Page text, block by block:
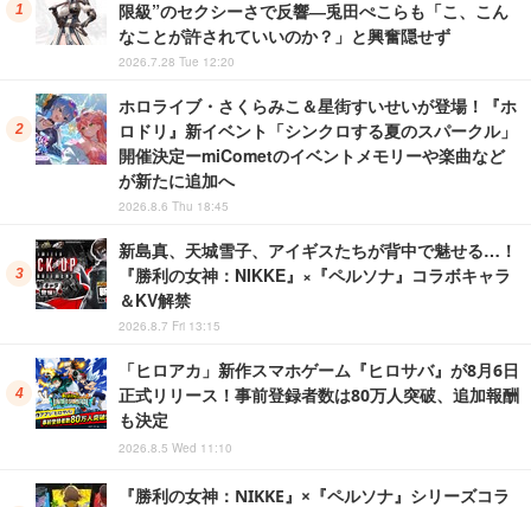
限級”のセクシーさで反響―兎田ぺこらも「こ、こん
なことが許されていいのか？」と興奮隠せず
2026.7.28 Tue 12:20
ホロライブ・さくらみこ＆星街すいせいが登場！『ホ
ロドリ』新イベント「シンクロする夏のスパークル」
開催決定ーmiCometのイベントメモリーや楽曲など
が新たに追加へ
2026.8.6 Thu 18:45
新島真、天城雪子、アイギスたちが背中で魅せる…！
『勝利の女神：NIKKE』×『ペルソナ』コラボキャラ
＆KV解禁
2026.8.7 Fri 13:15
「ヒロアカ」新作スマホゲーム『ヒロサバ』が8月6日
正式リリース！事前登録者数は80万人突破、追加報酬
も決定
2026.8.5 Wed 11:10
『勝利の女神：NIKKE』×『ペルソナ』シリーズコラ